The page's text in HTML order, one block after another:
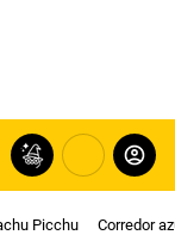
Picchu Corredor